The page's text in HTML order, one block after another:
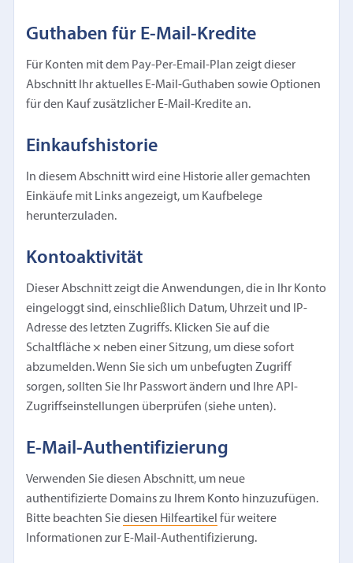
Guthaben für E-Mail-Kredite
Für Konten mit dem Pay-Per-Email-Plan zeigt dieser
Abschnitt Ihr aktuelles E-Mail-Guthaben sowie Optionen
für den Kauf zusätzlicher E-Mail-Kredite an.
Einkaufshistorie
In diesem Abschnitt wird eine Historie aller gemachten
Einkäufe mit Links angezeigt, um Kaufbelege
herunterzuladen.
Kontoaktivität
Dieser Abschnitt zeigt die Anwendungen, die in Ihr Konto
eingeloggt sind, einschließlich Datum, Uhrzeit und IP-
Adresse des letzten Zugriffs. Klicken Sie auf die
Schaltfläche × neben einer Sitzung, um diese sofort
abzumelden. Wenn Sie sich um unbefugten Zugriff
sorgen, sollten Sie Ihr Passwort ändern und Ihre API-
Zugriffseinstellungen überprüfen (siehe unten).
E-Mail-Authentifizierung
Verwenden Sie diesen Abschnitt, um neue
authentifizierte Domains zu Ihrem Konto hinzuzufügen.
Bitte beachten Siediesen Hilfeartikel für weitere
Informationen zur E-Mail-Authentifizierung.